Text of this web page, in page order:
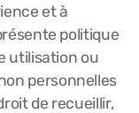
et à
politique
utilisation ou
personnelles
de recueillir,